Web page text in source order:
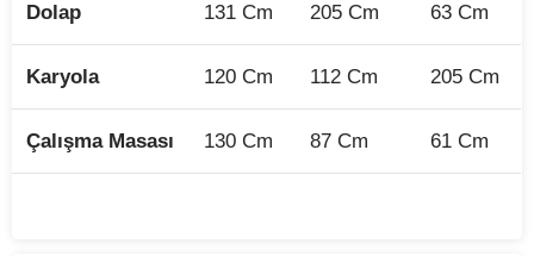
Dolap 131 Cm 205 Cm 63 Cm
Karyola 120 Cm 112 Cm 205 Cm
Çalışma Masası 130 Cm 87 Cm 61 Cm